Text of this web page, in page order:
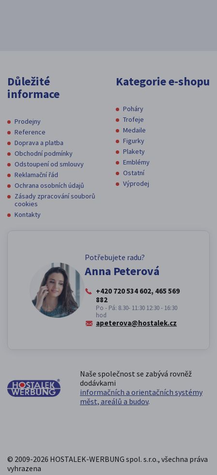
Důležité
informace
Prodejny
Reference
Doprava a platba
Obchodní podmínky
Odstoupení od smlouvy
Reklamační řád
Ochrana osobních údajů
Zásady zpracování souborů
cookies
Kontakty
Kategorie e-shopu
Poháry
Trofeje
Medaile
Figurky
Plakety
Emblémy
Ostatní
Výprodej
Potřebujete radu?
Anna Peterová
+420 720 534 602, 465 569
882
Po - Pá: 8.30- 11:30 12:30 - 16:30
hod
apeterova@hostalek.cz
Naše společnost se zabývá rovněž
dodávkami
informačních a orientačních systémy
měst, areálů a budov.
© 2009-2026 HOSTALEK-WERBUNG spol. s.r.o., všechna práva
vyhrazena